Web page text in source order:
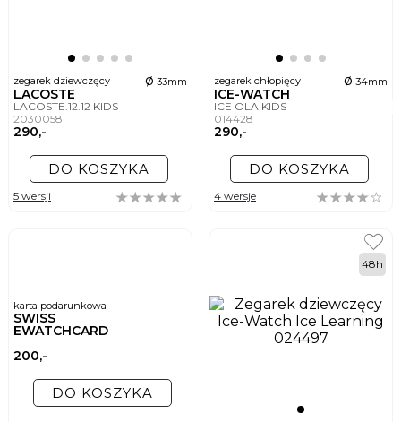
zegarek dziewczęcy ø 33mm
LACOSTE
LACOSTE.12.12 KIDS
2030058
290,-
DO KOSZYKA
5 wersji
zegarek chłopięcy ø 34mm
ICE-WATCH
ICE OLA KIDS
014428
290,-
DO KOSZYKA
4 wersje
karta podarunkowa
SWISS
EWATCHCARD
200,-
DO KOSZYKA
48h